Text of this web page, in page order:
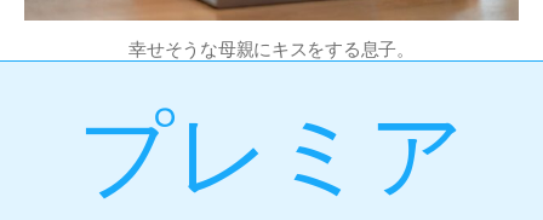
幸せそうな母親にキスをする息子。
プレミア